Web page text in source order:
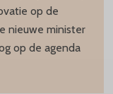
op de
nieuwe minister
op de agenda